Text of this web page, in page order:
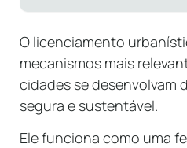
O licenciamento
mecanismos mais
cidades se desenvolvam
segura e sustentável.
Ele funciona como uma